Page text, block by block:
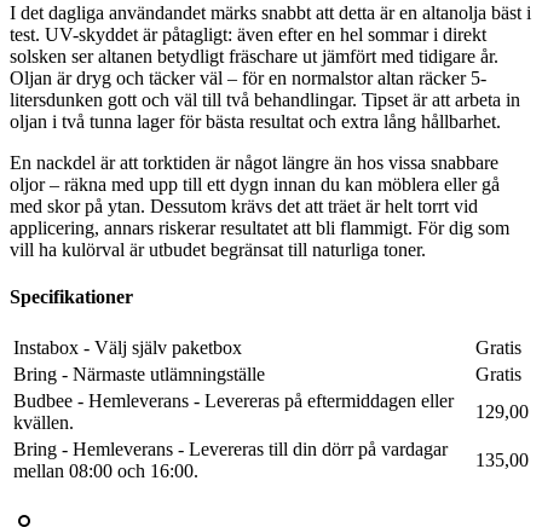
I det dagliga användandet märks snabbt att detta är en altanolja bäst i
test. UV-skyddet är påtagligt: även efter en hel sommar i direkt
solsken ser altanen betydligt fräschare ut jämfört med tidigare år.
Oljan är dryg och täcker väl – för en normalstor altan räcker 5-
litersdunken gott och väl till två behandlingar. Tipset är att arbeta in
oljan i två tunna lager för bästa resultat och extra lång hållbarhet.
En nackdel är att torktiden är något längre än hos vissa snabbare
oljor – räkna med upp till ett dygn innan du kan möblera eller gå
med skor på ytan. Dessutom krävs det att träet är helt torrt vid
applicering, annars riskerar resultatet att bli flammigt. För dig som
vill ha kulörval är utbudet begränsat till naturliga toner.
Specifikationer
Instabox - Välj själv paketbox
Gratis
Bring - Närmaste utlämningställe
Gratis
Budbee - Hemleverans - Levereras på eftermiddagen eller
kvällen.
129,00
Bring - Hemleverans - Levereras till din dörr på vardagar
mellan 08:00 och 16:00.
135,00